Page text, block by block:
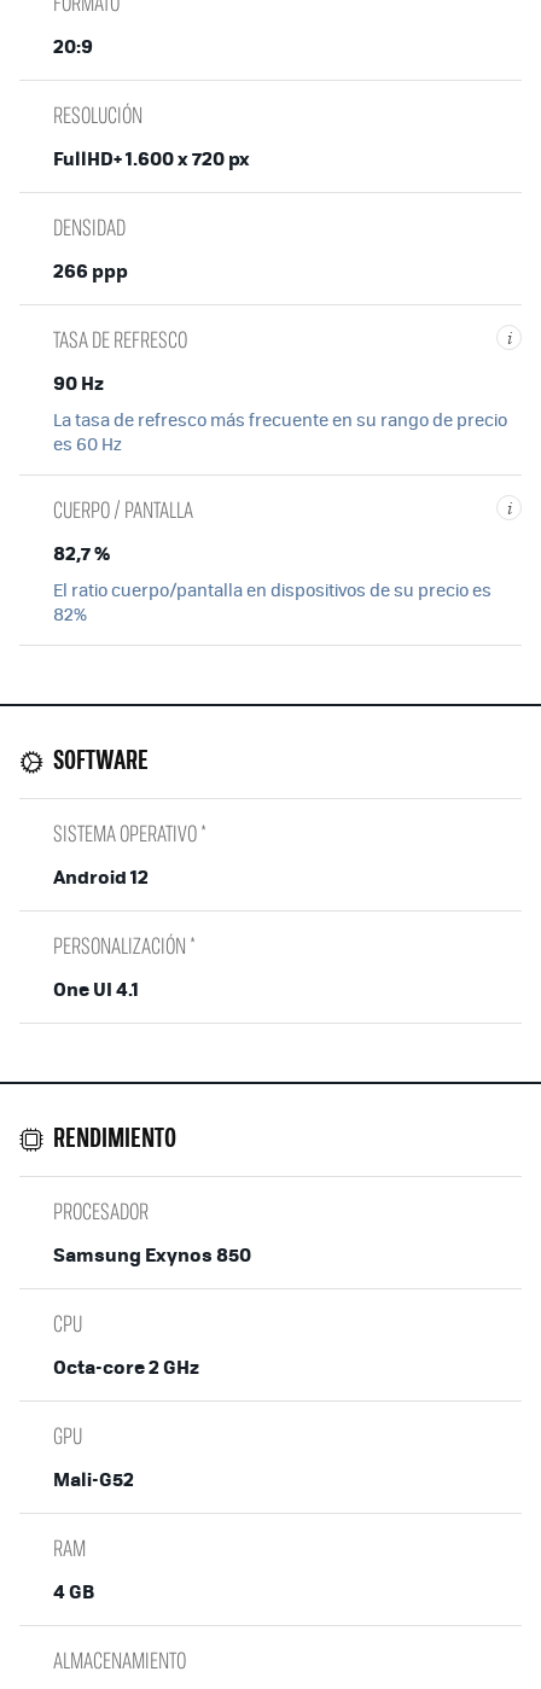
20:9
RESOLUCIÓN
FullHD+ 1.600 x 720 px
DENSIDAD
266 ppp
i
TASA DE REFRESCO
90 Hz
La tasa de refresco más frecuente en su rango de precio
es 60 Hz
i
CUERPO / PANTALLA
82,7 %
El ratio cuerpo/pantalla en dispositivos de su precio es
82%
SOFTWARE
SISTEMA OPERATIVO *
Android 12
PERSONALIZACIÓN *
One UI 4.1
RENDIMIENTO
PROCESADOR
Samsung Exynos 850
CPU
Octa-core 2 GHz
GPU
Mali-G52
RAM
4 GB
ALMACENAMIENTO